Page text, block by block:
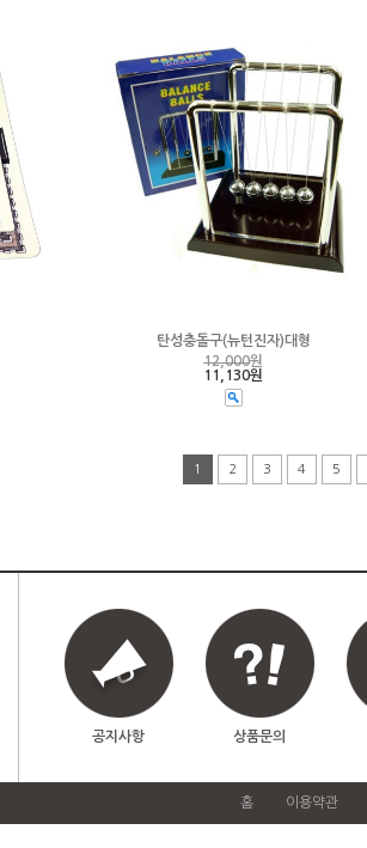
탄성충돌구(뉴턴진자)대형
12,000원
11,130원
1 2 3 4 5
공지사항
상품문의
홈 이용약관